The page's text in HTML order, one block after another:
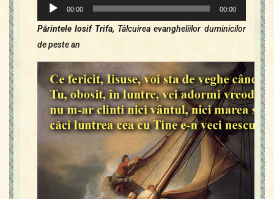
Mărgăritare
Glosar
Repere
Player
audio
00:00 00:00
Părintele Iosif Trifa, Tâlcuirea evangheliilor duminicilor
de peste an